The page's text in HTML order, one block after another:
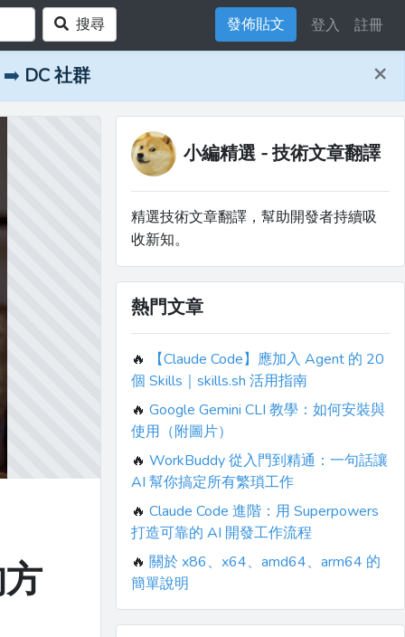
搜尋 發佈貼文 登入 註冊
➡️ DC 社群 ×
小編精選 - 技術文章翻譯
精選技術文章翻譯，幫助開發者持續吸
收新知。
熱門文章
🔥
【Claude Code】應加入 Agent 的 20
個 Skills｜skills.sh 活用指南
🔥 Google Gemini CLI 教學：如何安裝與
使用（附圖片）
🔥 WorkBuddy 從入門到精通：一句話讓
AI 幫你搞定所有繁瑣工作
🔥 Claude Code 進階：用 Superpowers
打造可靠的 AI 開發工作流程
🔥 關於 x86、x64、amd64、arm64 的
簡單說明